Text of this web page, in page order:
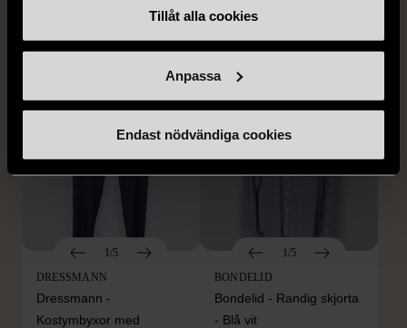
Tillåt alla cookies
Anpassa
Endast nödvändiga cookies
399 kr 399 kr
1/5
DRESSMANN
Dressmann -
Kostymbyxor med
1/5
BONDELID
Bondelid - Randig skjorta
- Blå vit